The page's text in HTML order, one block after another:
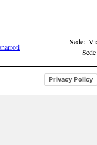
Sede:
Privacy Policy